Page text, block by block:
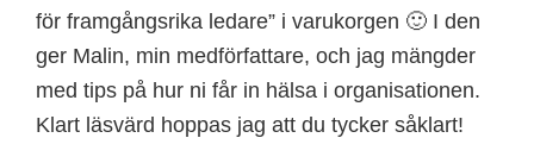
för framgångsrika ledare” i varukorgen 🙂 I den
ger Malin, min medförfattare, och jag mängder
med tips på hur ni får in hälsa i organisationen.
Klart läsvärd hoppas jag att du tycker såklart!